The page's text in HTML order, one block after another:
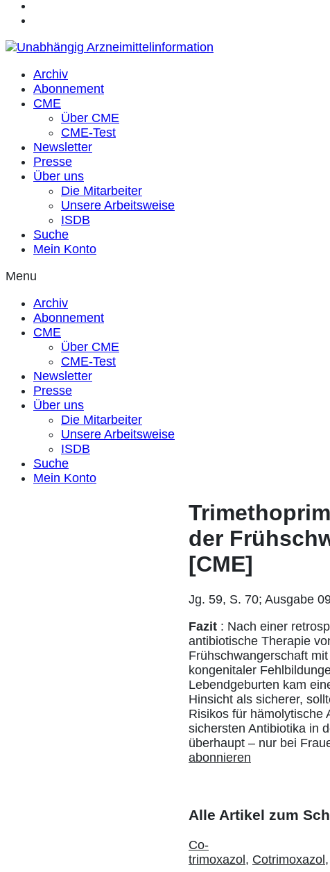
Archiv
Abonnement
CME
Über CME
CME-Test
Newsletter
Presse
Über uns
Die Mitarbeiter
Unsere Arbeitsweise
ISDB
Suche
Mein Konto
Menu
Archiv
Abonnement
CME
Über CME
CME-Test
Newsletter
Presse
Über uns
Die Mitarbeiter
Unsere Arbeitsweise
ISDB
Suche
Mein Konto
der
[CME]
Jg. 59, S. 70; Ausgabe
Fazit : Nach einer
antibiotische Therapie
Frühschwangerschaft
kongenitaler
Lebendgeburten kam
Hinsicht als sicherer,
Risikos für hämolytische
sichersten Antibiotika in
überhaupt – nur bei
abonnieren
Alle Artikel zum
Co-
trimoxazol, Cotrimoxazol,